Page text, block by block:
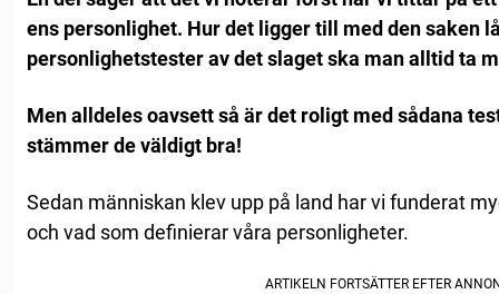
ens personlighet. Hur det ligger till med den saken
personlighetstester av det slaget ska man alltid ta
Men alldeles oavsett så är det roligt med sådana
stämmer de väldigt bra!
Sedan människan klev upp på land har vi funderat
och vad som definierar våra personligheter.